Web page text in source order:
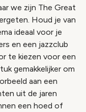
we zijn The Great
Houd je van
ideaal voor je
en een jazzclub
te kiezen voor een
gemakkelijker om
aan een
uit de jaren
een hoed of